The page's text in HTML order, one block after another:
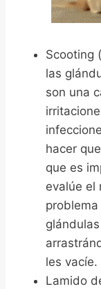
Scooting
las
son una
hacer
que es
evalúe el
les vacíe.
Lamido